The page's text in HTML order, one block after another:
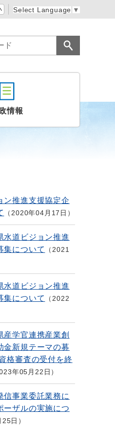
Select Language ▼
情報
ン推進支援協定企
2020年04月17日
水道ビジョン推進
集について
2021
水道ビジョン推進
集について
2022
産学官連携産業創
金新規テーマの募
格審査の受付を終
年05月22日
信事業委託業務に
ーザルの実施につ
日